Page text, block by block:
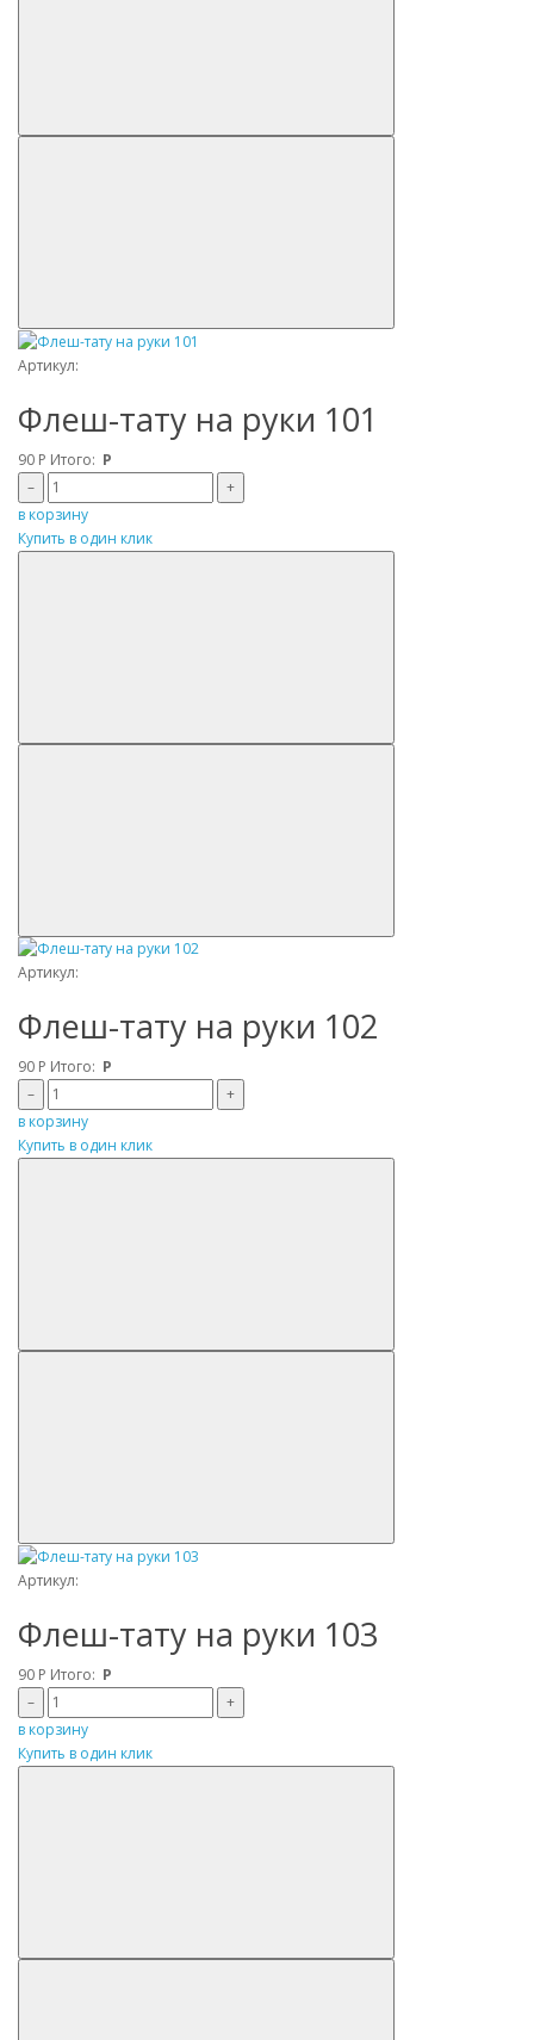
Артикул:
Флеш-тату на руки 101
90 Р Итого: Р
–
+
в корзину
Купить в один клик
Артикул:
Флеш-тату на руки 102
90 Р Итого: Р
–
+
в корзину
Купить в один клик
Артикул:
Флеш-тату на руки 103
90 Р Итого: Р
–
+
в корзину
Купить в один клик